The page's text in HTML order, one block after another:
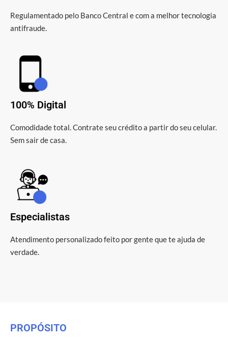
Regulamentado pelo Banco Central e com a melhor tecnologia
antifraude.
100% Digital
Comodidade total. Contrate seu crédito a partir do seu celular.
Sem sair de casa.
Especialistas
Atendimento personalizado feito por gente que te ajuda de
verdade.
PROPÓSITO